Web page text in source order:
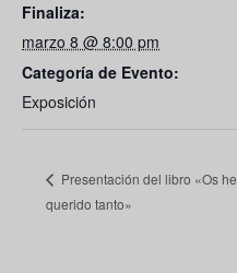
Finaliza:
marzo 8 @ 8:00 pm
Categoría de Evento:
Exposición
Presentación del libro «Os he
querido tanto»